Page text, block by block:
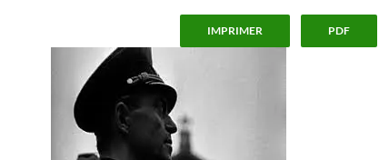
IMPRIMER PDF